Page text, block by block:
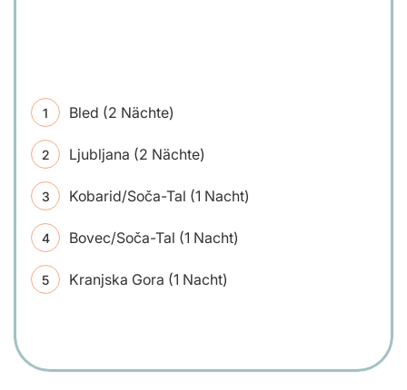
Bled (2 Nächte)
Ljubljana (2 Nächte)
Kobarid/Soča-Tal (1 Nacht)
Bovec/Soča-Tal (1 Nacht)
Kranjska Gora (1 Nacht)